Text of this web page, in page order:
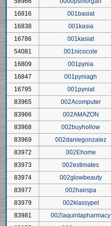
16816
001basiat
16838
001kasia
16786
001kasiat
54081
001nicocole
16809
001pynia
16847
001pyniagh
16795
001pyniat
83965
002Acomputer
83966
002AMAZON
83968
002buyhollow
83969
002daniegonzalez
83972
002Ehome
83973
002estimates
83974
002glowbeauty
83977
002hairspa
83979
002klassypet
83981
002laquintapharmacy